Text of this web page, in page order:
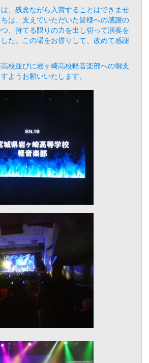
、残念ながら入賞することはできませ
は、支えていただいた皆様への感謝の
、持てる限りの力を出し切って演奏を
た。この場をお借りして、改めて感謝
校並びに岩ヶ崎高校軽音楽部への御支
ようお願いいたします。